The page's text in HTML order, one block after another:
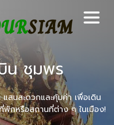
น ชุมพร
สนสะดวกและคุ้มค่า เพื่อเดิน
พักหรือสถานที่ต่าง ๆ ในเมือง!